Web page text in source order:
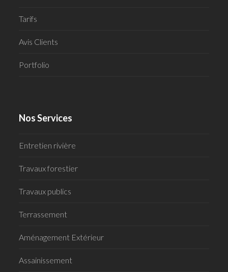
Tarifs
Avis Clients
Portfolio
Nos Services
Entretien rivière
Travaux forestier
Travaux publics
Terrassement
Aménagement Extérieur
Assainissement